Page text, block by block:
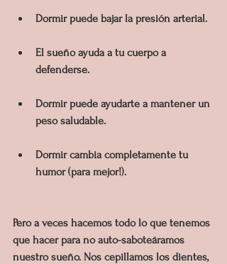
Dormir puede bajar la presión arterial.
El sueño ayuda a tu cuerpo a
defenderse.
Dormir puede ayudarte a mantener un
peso saludable.
Dormir cambia completamente tu
humor (para mejor!).
Pero a veces hacemos todo lo que tenemos
que hacer para no auto-saboteáramos
nuestro sueño. Nos cepillamos los dientes,